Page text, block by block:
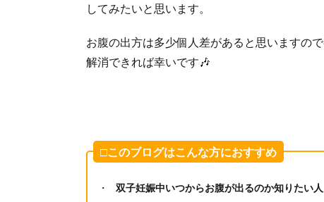
してみたいと思います。
お腹の出方は多少個人差があると思いますの
解消できれば幸いです🎶
□このブログはこんな方におすすめ
双子妊娠中いつからお腹が出るのか知りたい人